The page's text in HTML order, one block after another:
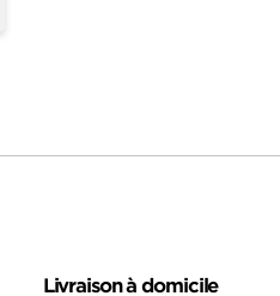
Livraison à domicile